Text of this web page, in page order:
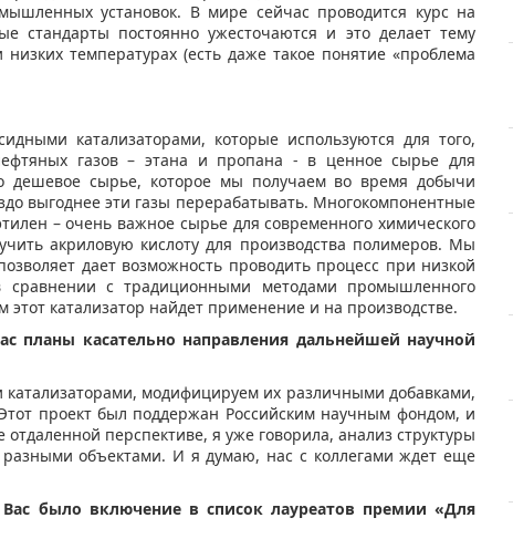
установок. В мире сейчас проводится курс на
стандарты постоянно ужесточаются и это делает тему
температурах (есть даже такое понятие «проблема
катализаторами, которые используются для того,
газов – этана и пропана - в ценное сырье для
дешевое сырье, которое мы получаем во время добычи
выгоднее эти газы перерабатывать. Многокомпонентные
– очень важное сырье для современного химического
акриловую кислоту для производства полимеров. Мы
дает возможность проводить процесс при низкой
сравнении с традиционными методами промышленного
катализатор найдет применение и на производстве.
планы касательно направления дальнейшей научной
модифицируем их различными добавками,
проект был поддержан Российским научным фондом, и
перспективе, я уже говорила, анализ структуры
разными объектами. И я думаю, нас с коллегами ждет еще
было включение в список лауреатов премии «Для